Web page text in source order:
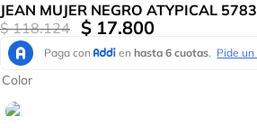
JEAN MUJER NEGRO ATYPICAL 5783
$ 118.124 $ 17.800
Color